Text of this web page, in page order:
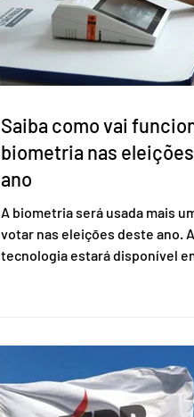
Saiba como vai
biometria nas eleições
ano
A biometria será usada mais
votar nas eleições deste ano. A
tecnologia estará disponível
Se o título estiver regular, o
votar mesmo sem ter realizado
cadastro. Neste caso, será